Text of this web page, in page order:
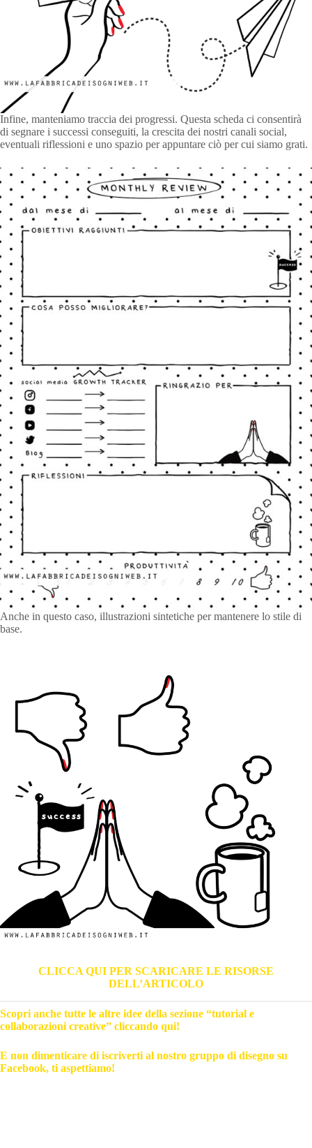
Infine, manteniamo traccia dei progressi. Questa scheda ci consentirà
di segnare i successi conseguiti, la crescita dei nostri canali social,
eventuali riflessioni e uno spazio per appuntare ciò per cui siamo grati.
Anche in questo caso, illustrazioni sintetiche per mantenere lo stile di
base.
CLICCA QUI PER SCARICARE LE RISORSE
DELL’ARTICOLO
Scopri anche tutte le altre idee della sezione “tutorial e
collaborazioni creative” cliccando qui!
E non dimenticare di iscriverti al nostro gruppo di disegno su
Facebook, ti aspettiamo!